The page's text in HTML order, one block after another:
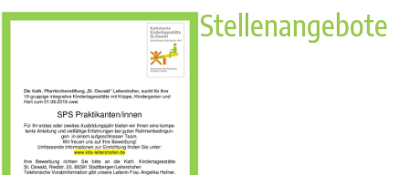
Stellenangebote